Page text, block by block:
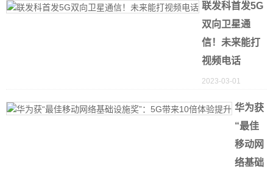
联发科首发5G
双向卫星通
信！未来能打
视频电话
2023-03-01
华为获
“最佳
移动网
络基础